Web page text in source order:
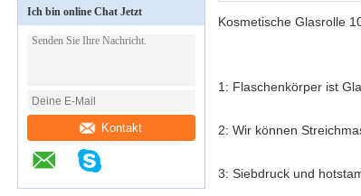
Ich bin online Chat Jetzt
Kontakt
Kosmetische Glasrolle
1: Flaschenkörper ist
2: Wir können
3: Siebdruck und